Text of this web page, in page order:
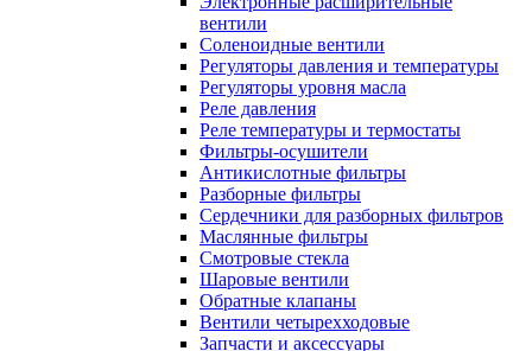
вентили
Соленоидные вентили
Регуляторы давления и температуры
Регуляторы уровня масла
Реле давления
Реле температуры и термостаты
Фильтры-осушители
Антикислотные фильтры
Разборные фильтры
Сердечники для разборных фильтров
Маслянные фильтры
Смотровые стекла
Шаровые вентили
Обратные клапаны
Вентили четырехходовые
Запчасти и аксессуары